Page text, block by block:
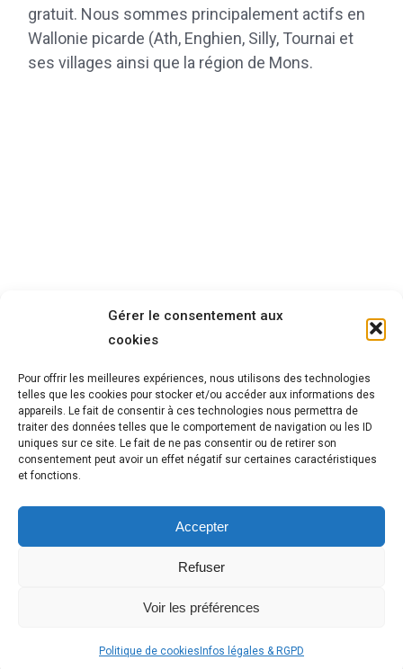
Gérer le consentement aux
cookies
Pour offrir les meilleures expériences, nous utilisons des technologies
telles que les cookies pour stocker et/ou accéder aux informations des
appareils. Le fait de consentir à ces technologies nous permettra de
traiter des données telles que le comportement de navigation ou les ID
uniques sur ce site. Le fait de ne pas consentir ou de retirer son
consentement peut avoir un effet négatif sur certaines caractéristiques
et fonctions.
Accepter
Refuser
Voir les préférences
Politique de cookies Infos légales & RGPD
gratuit. Nous sommes principalement actifs en
Wallonie picarde (Ath, Enghien, Silly, Tournai et
ses villages ainsi que la région de Mons.